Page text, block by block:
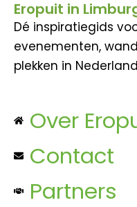
Eropuit in
Dé inspiratiegids
evenementen,
plekken in
Over
Contact
Partners